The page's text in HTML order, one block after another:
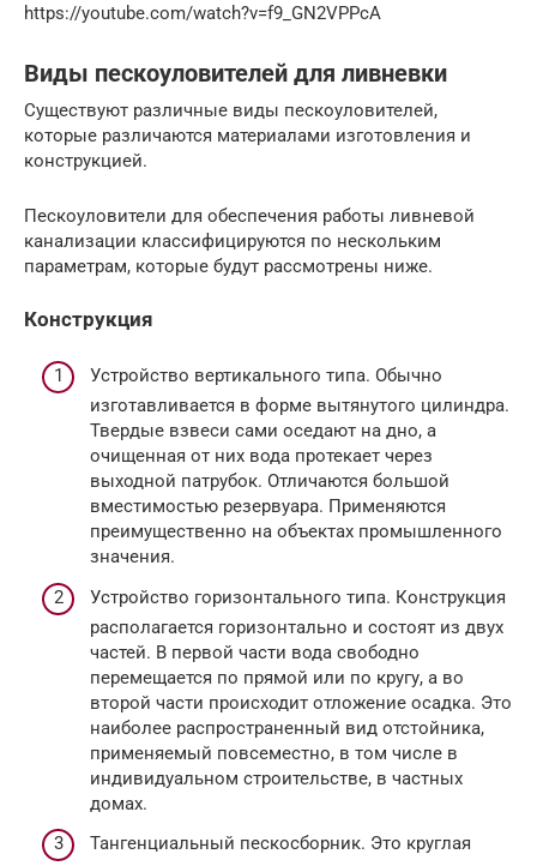
https://youtube.com/watch?v=f9_GN2VPPcA
Виды пескоуловителей для ливневки
Существуют различные виды пескоуловителей,
которые различаются материалами изготовления и
конструкцией.
Пескоуловители для обеспечения работы ливневой
канализации классифицируются по нескольким
параметрам, которые будут рассмотрены ниже.
Конструкция
Устройство вертикального типа. Обычно
изготавливается в форме вытянутого цилиндра.
Твердые взвеси сами оседают на дно, а
очищенная от них вода протекает через
выходной патрубок. Отличаются большой
вместимостью резервуара. Применяются
преимущественно на объектах промышленного
значения.
Устройство горизонтального типа. Конструкция
располагается горизонтально и состоят из двух
частей. В первой части вода свободно
перемещается по прямой или по кругу, а во
второй части происходит отложение осадка. Это
наиболее распространенный вид отстойника,
применяемый повсеместно, в том числе в
индивидуальном строительстве, в частных
домах.
Тангенциальный пескосборник. Это круглая